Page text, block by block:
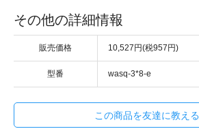
その他の詳細情報
販売価格 10,527円(税957円)
型番 wasq-3*8-e
この商品を友達に教える